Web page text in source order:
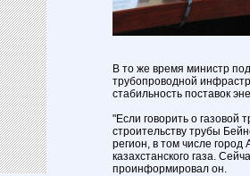
В то же время министр
трубопроводной
стабильность поставок
"Если говорить о газовой
строительству трубы
регион, в том числе город
казахстанского газа.
проинформировал он.